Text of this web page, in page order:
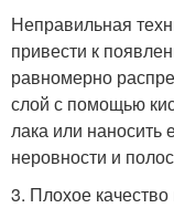
Неправильная
привести к
равномерно
слой с помощью
лака или наносить
неровности и
3. Плохое качество